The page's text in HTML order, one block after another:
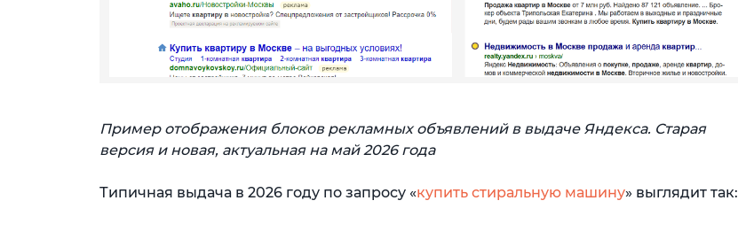
Пример отображения блоков рекламных объявлений в выдаче Яндекса. Старая
версия и новая, актуальная на май 2026 года
Типичная выдача в 2026 году по запросу «купить стиральную машину» выглядит так: